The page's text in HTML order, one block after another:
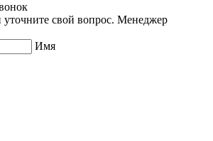
уточните свой вопрос. Менеджер
Имя